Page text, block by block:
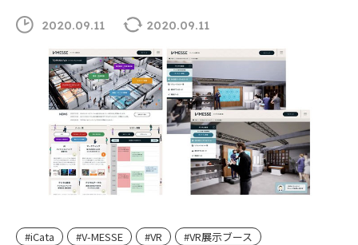
2020.09.11 2020.09.11
#iCata #V-MESSE #VR
#VR展示ブース